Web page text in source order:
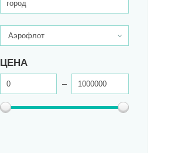
ЦЕНА